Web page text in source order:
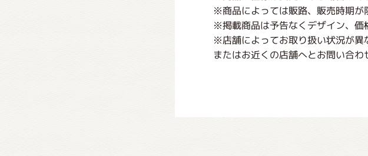
※商品によっては販路、販売時期が
※掲載商品は予告なくデザイン、価
※店舗によってお取り扱い状況が異
またはお近くの店舗へとお問い合わ